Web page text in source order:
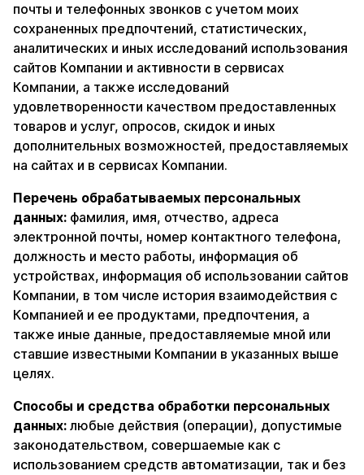
почты и телефонных звонков с учетом моих
сохраненных предпочтений, статистических,
аналитических и иных исследований использования
сайтов Компании и активности в сервисах
Компании, а также исследований
удовлетворенности качеством предоставленных
товаров и услуг, опросов, скидок и иных
дополнительных возможностей, предоставляемых
на сайтах и в сервисах Компании.
Перечень обрабатываемых персональных
данных: фамилия, имя, отчество, адреса
электронной почты, номер контактного телефона,
должность и место работы, информация об
устройствах, информация об использовании сайтов
Компании, в том числе история взаимодействия с
Компанией и ее продуктами, предпочтения, а
также иные данные, предоставляемые мной или
ставшие известными Компании в указанных выше
целях.
Способы и средства обработки персональных
данных: любые действия (операции), допустимые
законодательством, совершаемые как с
использованием средств автоматизации, так и без